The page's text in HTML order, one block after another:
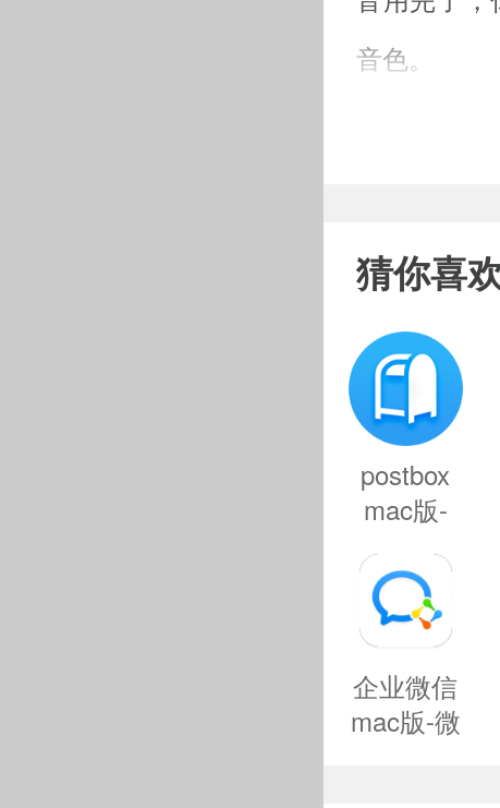
音色。
软件特色
- 多平台体
内购买。
- 各向异性
猜你喜
postbox
mac版-
postbox for
mac下载
v7.0.59
企业微信
mac版-微